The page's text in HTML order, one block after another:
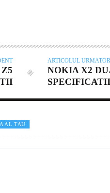
ARTICOLUL URMATOR
NOKIA X2
SPECIFICATII
AL TAU